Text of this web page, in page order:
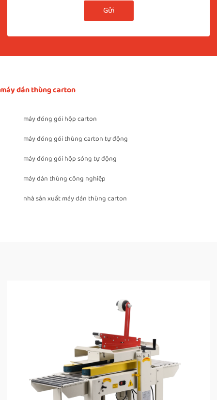
Gửi
máy dán thùng carton
máy đóng gói hộp carton
máy đóng gói thùng carton tự động
máy đóng gói hộp sóng tự động
máy dán thùng công nghiệp
nhà sản xuất máy dán thùng carton